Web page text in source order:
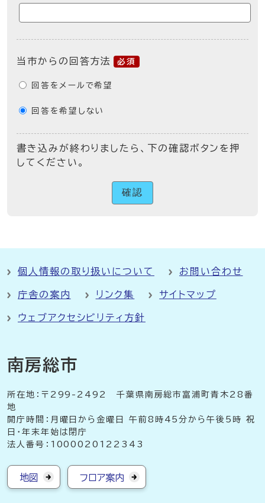
当市からの回答方法 必須
回答をメールで希望
回答を希望しない
書き込みが終わりましたら、下の確認ボタンを押
してください。
確認
個人情報の取り扱いについて お問い合わせ
庁舎の案内 リンク集 サイトマップ
ウェブアクセシビリティ方針
南房総市
所在地：〒299-2492 千葉県南房総市富浦町青木28番
地
開庁時間：月曜日から金曜日 午前8時45分から午後5時 祝
日・年末年始は閉庁
法人番号：1000020122343
地図 フロア案内